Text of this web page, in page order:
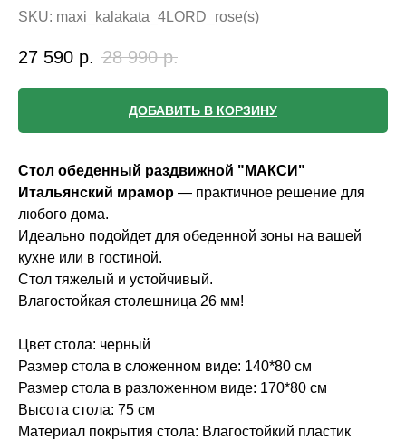
SKU: maxi_kalakata_4LORD_rose(s)
27 590 р. 28 990 р.
ДОБАВИТЬ В КОРЗИНУ
Стол обеденный раздвижной "МАКСИ"
Итальянский мрамор — практичное решение для
любого дома.
Идеально подойдет для обеденной зоны на вашей
кухне или в гостиной.
Стол тяжелый и устойчивый.
Влагостойкая столешница 26 мм!
Цвет стола: черный
Размер стола в сложенном виде: 140*80 см
Размер стола в разложенном виде: 170*80 см
Высота стола: 75 см
Материал покрытия стола: Влагостойкий пластик